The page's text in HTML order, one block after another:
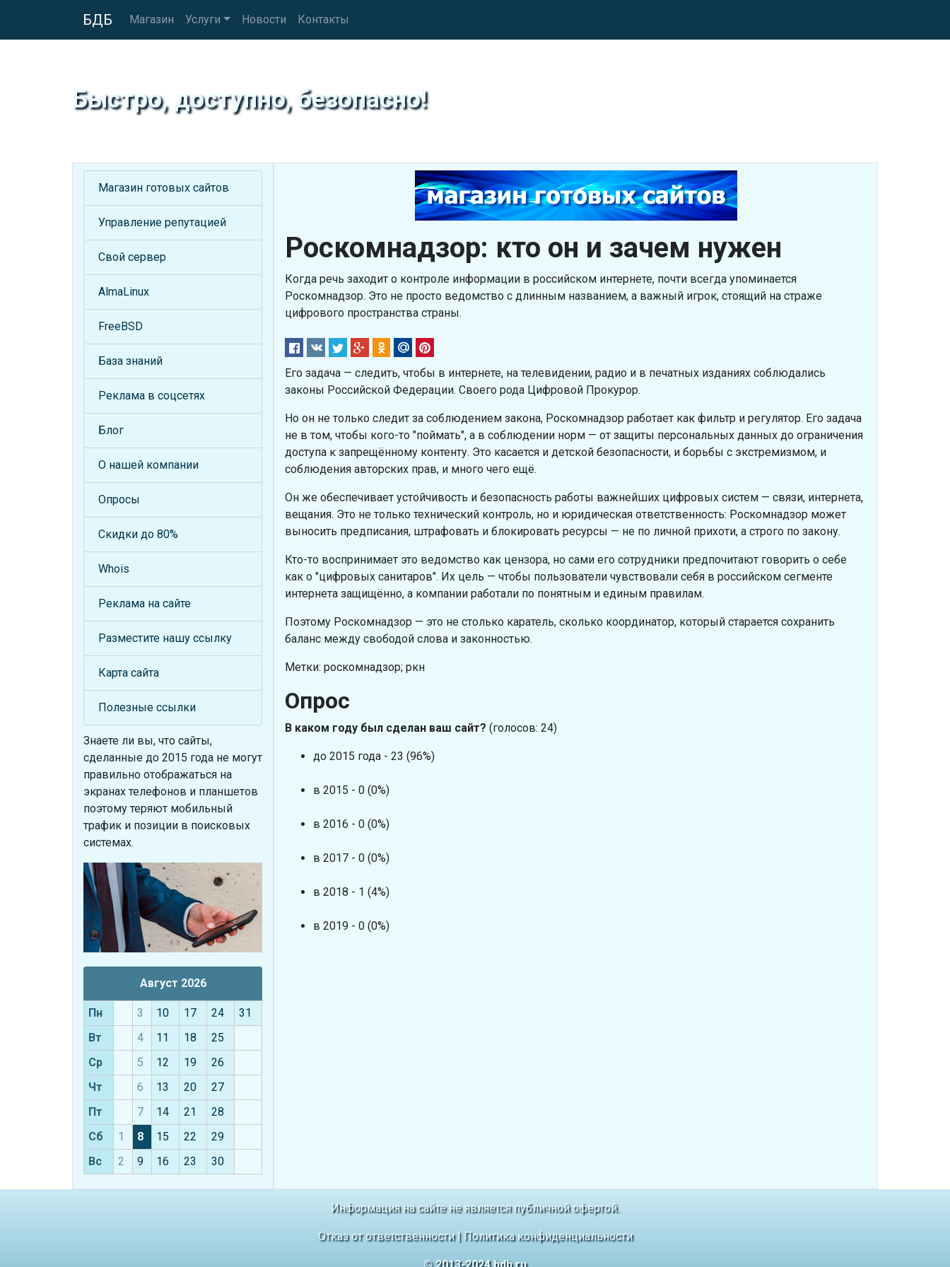
БДБ Магазин Услуги Новости Контакты
Быстро, доступно, безопасно!
Роскомнадзор: кто он и зачем нужен
Когда речь заходит о контроле информации в российском интернете, почти всегда упоминается
Роскомнадзор. Это не просто ведомство с длинным названием, а важный игрок, стоящий на страже
цифрового пространства страны.
Его задача — следить, чтобы в интернете, на телевидении, радио и в печатных изданиях соблюдались
законы Российской Федерации. Своего рода Цифровой Прокурор.
Но он не только следит за соблюдением закона, Роскомнадзор работает как фильтр и регулятор. Его задача
не в том, чтобы кого-то "поймать", а в соблюдении норм — от защиты персональных данных до ограничения
доступа к запрещённому контенту. Это касается и детской безопасности, и борьбы с экстремизмом, и
соблюдения авторских прав, и много чего ещё.
Он же обеспечивает устойчивость и безопасность работы важнейших цифровых систем — связи, интернета,
вещания. Это не только технический контроль, но и юридическая ответственность: Роскомнадзор может
выносить предписания, штрафовать и блокировать ресурсы — не по личной прихоти, а строго по закону.
Кто-то воспринимает это ведомство как цензора, но сами его сотрудники предпочитают говорить о себе
как о "цифровых санитаров". Их цель — чтобы пользователи чувствовали себя в российском сегменте
интернета защищённо, а компании работали по понятным и единым правилам.
Поэтому Роскомнадзор — это не столько каратель, сколько координатор, который старается сохранить
баланс между свободой слова и законностью.
Метки: роскомнадзор; ркн
Опрос
В каком году был сделан ваш сайт? (голосов: 24)
до 2015 года - 23 (96%)
в 2015 - 0 (0%)
в 2016 - 0 (0%)
в 2017 - 0 (0%)
в 2018 - 1 (4%)
в 2019 - 0 (0%)
Магазин готовых сайтов
Управление репутацией
Свой сервер
AlmaLinux
FreeBSD
База знаний
Реклама в соцсетях
Блог
О нашей компании
Опросы
Скидки до 80%
Whois
Реклама на сайте
Разместите нашу ссылку
Карта сайта
Полезные ссылки
Знаете ли вы, что сайты,
сделанные до 2015 года не могут
правильно отображаться на
экранах телефонов и планшетов
поэтому теряют мобильный
трафик и позиции в поисковых
системах.
Август 2026
Пн 3 10 17 24
31
Вт
4 11 18
25
Ср
5 12 19
26
Чт
6 13 20
27
Пт
7 14 21
28
Сб
1 8 15 22
29
Вс
2 9 16 23 30
Информация на сайте не является публичной офертой.
Отказ от ответственности| Политика конфиденциальности
© 2013-2024 bdb.ru